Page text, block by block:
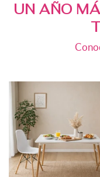
UN AÑO